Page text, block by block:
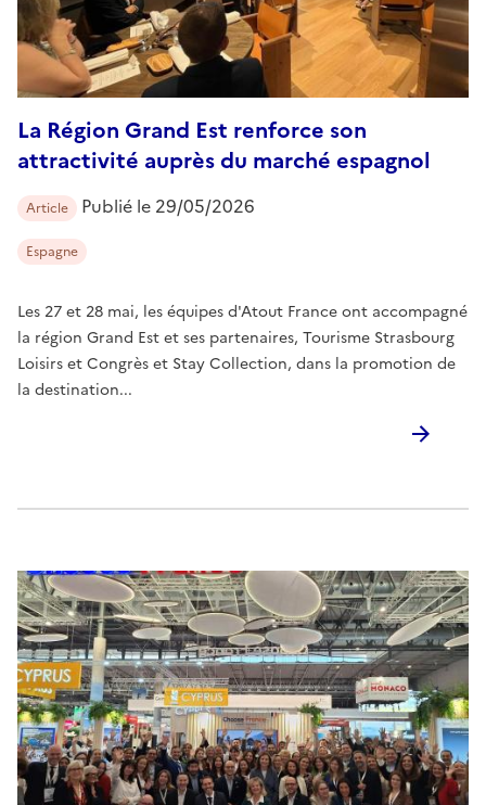
La Région Grand Est renforce son
attractivité auprès du marché espagnol
Les 27 et 28 mai, les équipes d'Atout France ont accompagné
la région Grand Est et ses partenaires, Tourisme Strasbourg
Loisirs et Congrès et Stay Collection, dans la promotion de
la destination...
Article Publié le 29/05/2026
Espagne